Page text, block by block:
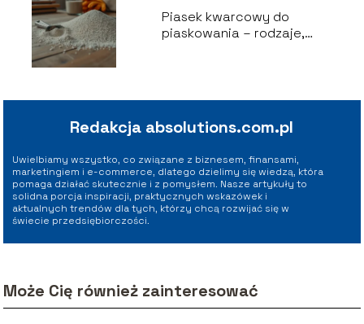
Piasek kwarcowy do
piaskowania – rodzaje,
Redakcja absolutions.com.pl
Uwielbiamy wszystko, co związane z biznesem, finansami,
marketingiem i e-commerce, dlatego dzielimy się wiedzą, która
pomaga działać skutecznie i z pomysłem. Nasze artykuły to
solidna porcja inspiracji, praktycznych wskazówek i
aktualnych trendów dla tych, którzy chcą rozwijać się w
świecie przedsiębiorczości.
Może Cię również zainteresować